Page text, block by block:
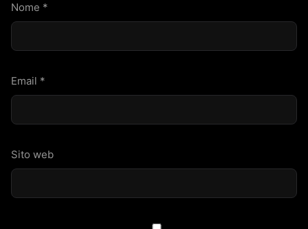
Nome *
Email *
Sito web